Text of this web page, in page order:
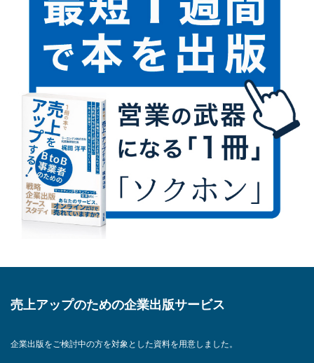
売上アップのための企業出版サービス
企業出版をご検討中の方を対象とした資料を用意しました。